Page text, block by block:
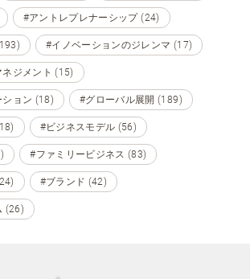
#アントレプレナーシップ (24)
#イノベーションのジレンマ (17)
ジメント (15)
ョン (18) #グローバル展開 (189)
#ビジネスモデル (56)
#ファミリービジネス (83)
#ブランド (42)
(26)